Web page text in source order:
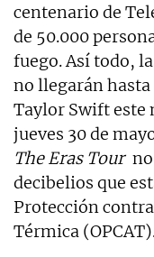
centenario de
de 50.000
fuego. Así todo,
no llegarán hasta
Taylor Swift este
jueves 30 de
The Eras Tour
decibelios que
Protección
Térmica